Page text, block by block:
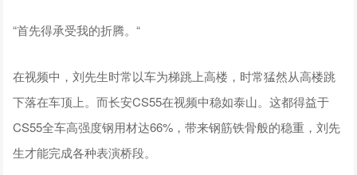
“首先得承受我的折腾。“
在视频中，刘先生时常以车为梯跳上高楼，时常猛然从高楼跳
下落在车顶上。而长安CS55在视频中稳如泰山。这都得益于
CS55全车高强度钢用材达66%，带来钢筋铁骨般的稳重，刘先
生才能完成各种表演桥段。